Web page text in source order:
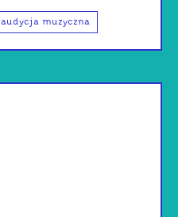
audycja muzyczna